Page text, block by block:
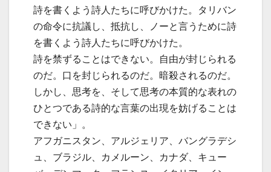
詩を書くよう詩人たちに呼びかけた。タリバン
の命令に抗議し、抵抗し、ノーと言うために詩
を書くよう詩人たちに呼びかけた。
詩を禁ずることはできない。自由が封じられる
のだ。口を封じられるのだ。暗殺されるのだ。
しかし、思考を、そして思考の本質的な表れの
ひとつである詩的な言葉の出現を妨げることは
できない」。
アフガニスタン、アルジェリア、バングラデシ
ュ、ブラジル、カメルーン、カナダ、キュー